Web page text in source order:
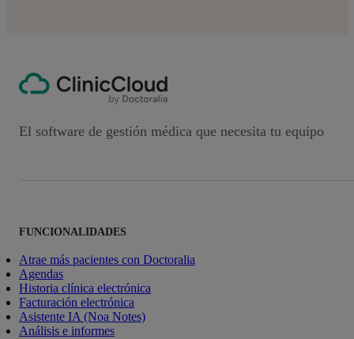
El software de gestión médica que necesita tu equipo
FUNCIONALIDADES
Atrae más pacientes con Doctoralia
Agendas
Historia clínica electrónica
Facturación electrónica
Asistente IA (Noa Notes)
Análisis e informes